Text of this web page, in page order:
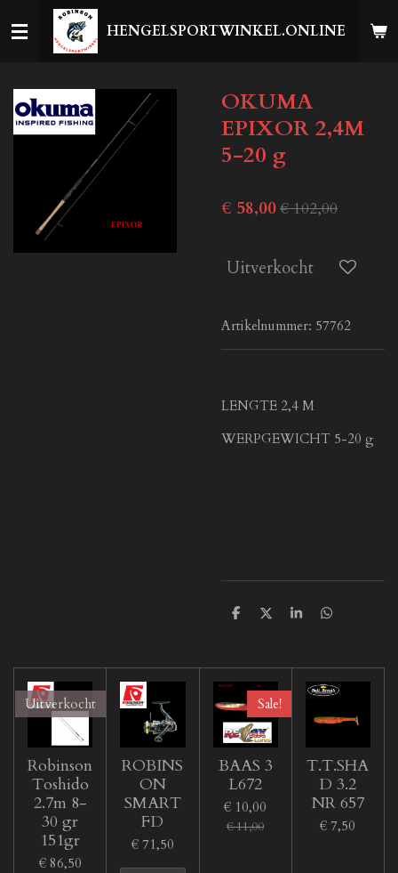
direct
hoofdinhoud
HENGELSPORTWINKEL.ONLINE
OKUMA
EPIXOR 2,4M
5-20 g
€ 58,00€ 102,00
Uitverkocht
Artikelnummer: 57762
LENGTE 2,4 M
WERPGEWICHT 5-20 g
D
n
D
S
e
D
n
Uitverkocht
Robinson
Toshido
2.7m 8-
30 gr
151gr
€ 86,50
ROBINS
ON
SMART
FD
€ 71,50
Sale!
BAAS 3
L672
€ 10,00
€ 11,00
T.T.SHA
D 3.2
NR 657
€ 7,50